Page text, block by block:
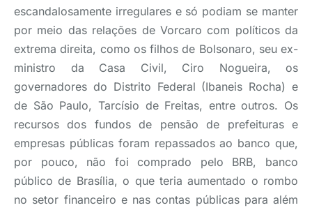
escandalosamente irregulares e só podiam se manter
por meio das relações de Vorcaro com políticos da
extrema direita, como os filhos de Bolsonaro, seu ex-
ministro da Casa Civil, Ciro Nogueira, os
governadores do Distrito Federal (Ibaneis Rocha) e
de São Paulo, Tarcísio de Freitas, entre outros. Os
recursos dos fundos de pensão de prefeituras e
empresas públicas foram repassados ao banco que,
por pouco, não foi comprado pelo BRB, banco
público de Brasília, o que teria aumentado o rombo
no setor financeiro e nas contas públicas para além